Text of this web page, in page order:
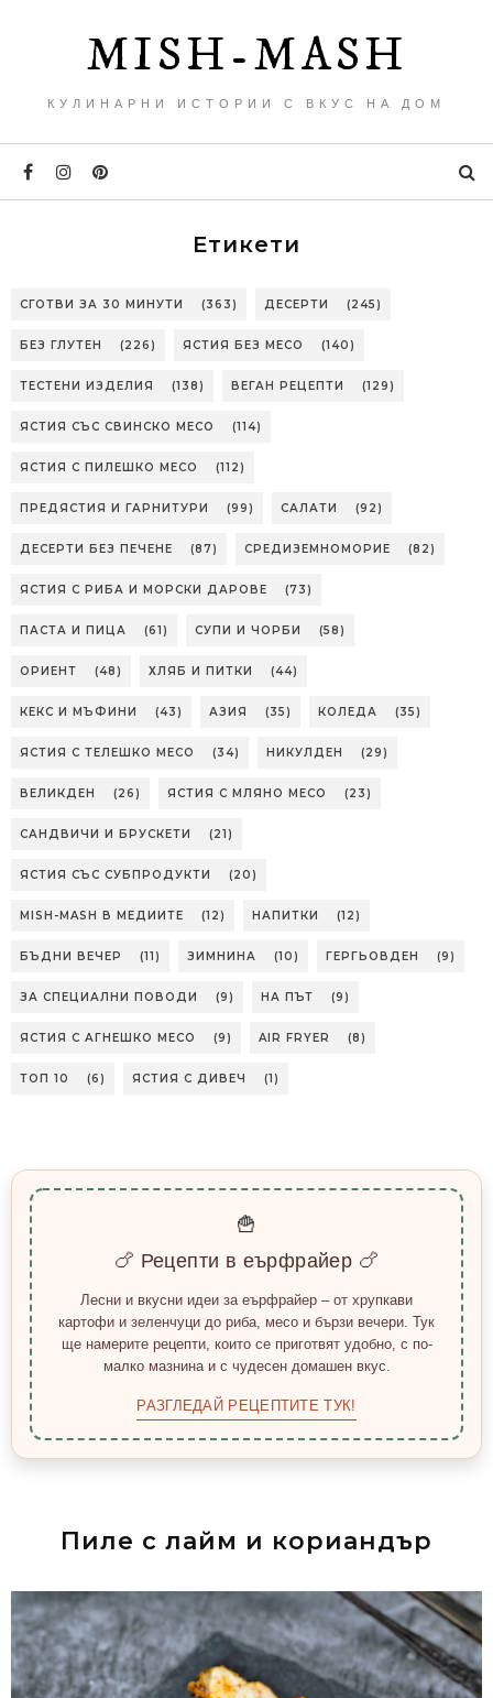
MISH-MASH
КУЛИНАРНИ ИСТОРИИ С ВКУС НА ДОМ
Етикети
СГОТВИ ЗА 30 МИНУТИ (363) ДЕСЕРТИ (245)
БЕЗ ГЛУТЕН (226) ЯСТИЯ БЕЗ МЕСО (140)
ТЕСТЕНИ ИЗДЕЛИЯ (138) ВЕГАН РЕЦЕПТИ (129)
ЯСТИЯ СЪС СВИНСКО МЕСО (114)
ЯСТИЯ С ПИЛЕШКО МЕСО (112)
ПРЕДЯСТИЯ И ГАРНИТУРИ (99) САЛАТИ (92)
ДЕСЕРТИ БЕЗ ПЕЧЕНЕ (87) СРЕДИЗЕМНОМОРИЕ (82)
ЯСТИЯ С РИБА И МОРСКИ ДАРОВЕ (73)
ПАСТА И ПИЦА (61) СУПИ И ЧОРБИ (58)
ОРИЕНТ (48) ХЛЯБ И ПИТКИ (44)
КЕКС И МЪФИНИ (43) АЗИЯ (35) КОЛЕДА (35)
ЯСТИЯ С ТЕЛЕШКО МЕСО (34) НИКУЛДЕН (29)
ВЕЛИКДЕН (26) ЯСТИЯ С МЛЯНО МЕСО (23)
САНДВИЧИ И БРУСКЕТИ (21)
ЯСТИЯ СЪС СУБПРОДУКТИ (20)
MISH-MASH В МЕДИИТЕ (12) НАПИТКИ (12)
БЪДНИ ВЕЧЕР (11) ЗИМНИНА (10) ГЕРГЬОВДЕН (9)
ЗА СПЕЦИАЛНИ ПОВОДИ (9) НА ПЪТ (9)
ЯСТИЯ С АГНЕШКО МЕСО (9) AIR FRYER (8)
ТОП 10 (6) ЯСТИЯ С ДИВЕЧ (1)
🍟
🍗 Рецепти в еърфрайер 🍗
Лесни и вкусни идеи за еърфрайер – от хрупкави
картофи и зеленчуци до риба, месо и бързи вечери. Тук
ще намерите рецепти, които се приготвят удобно, с по-
малко мазнина и с чудесен домашен вкус.
РАЗГЛЕДАЙ РЕЦЕПТИТЕ ТУК!
Пиле с лайм и кориандър